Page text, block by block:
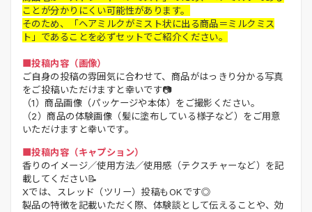
ことが分かりにくい可能性があります。
そのため、「ヘアミルクがミスト状に出る商品＝ミルクミス
ト」であることを必ずセットでご紹介ください。
■投稿内容（画像）
ご自身の投稿の雰囲気に合わせて、商品がはっきり分かる写真
をご投稿いただけますと幸いです📷
（1）商品画像（パッケージや本体）をご撮影ください。
（2）商品の体験画像（髪に塗布している様子など）をご用意
いただけますと幸いです。
■投稿内容（キャプション）
香りのイメージ／使用方法／使用感（テクスチャーなど）を記
載してください📝
Xでは、スレッド（ツリー）投稿もOKです◎
製品の特徴を記載いただく際、体験談として伝えることや、効